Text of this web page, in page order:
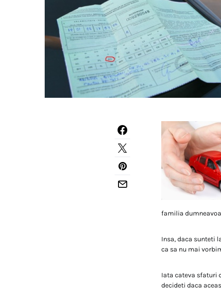
familia
Insa, daca sunteti
ca sa nu mai
Iata cateva sfaturi
decideti daca